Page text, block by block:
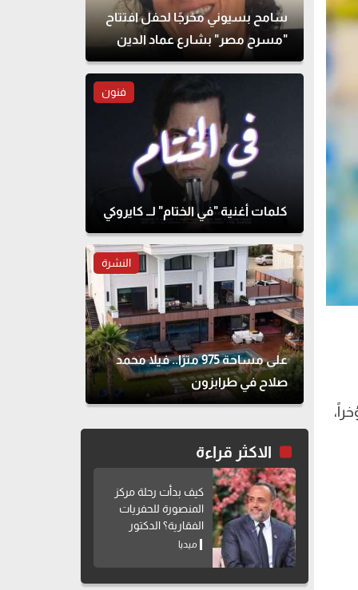
سامح بسيوني مخرجًا لحفل افتتاح
"مسرح مصر" بشارع عماد الدين
فنون
كلمات أغنية "في الختام" لــ كايروكي
النشرة
على مساحة 975 مترًا.. فيلا محمد
صلاح في طرابزون
الاكثر قراءة
كيف بدأت رحلة مركز
المنصورة للحفريات
الفقارية؟ الدكتور
هشام سلام يوضح
ميديا